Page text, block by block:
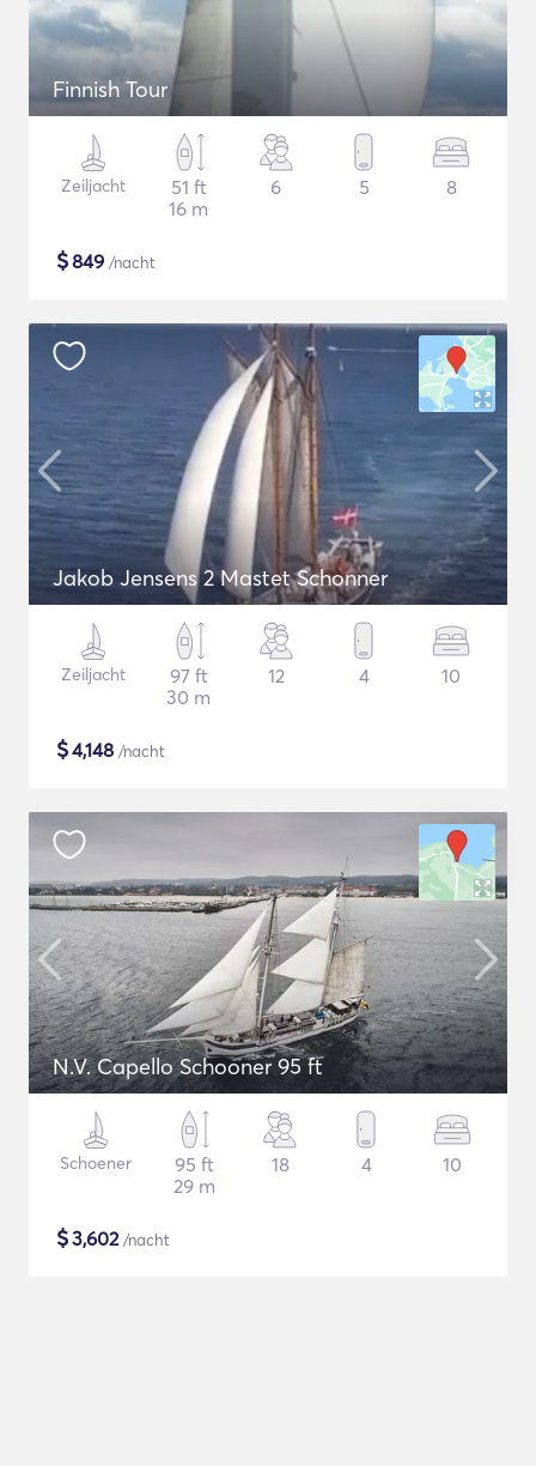
Finnish Tour
Zeiljacht
51 ft
16 m
6 5 8
$849 /nacht
Jakob Jensens 2 Mastet Schonner
Zeiljacht
97 ft
30 m
12 4 10
$4,148 /nacht
N.V. Capello Schooner 95 ft
Schoener
95 ft
29 m
18 4 10
$3,602/nacht